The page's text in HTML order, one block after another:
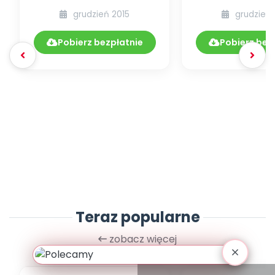
opowiadanie
grudzień 2015
Pobierz bezpłatnie
grudzień
Pobierz
Teraz popularne
zobacz więcej